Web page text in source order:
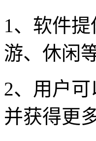
1、软件
游、休闲
2、用户
并获得更